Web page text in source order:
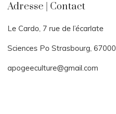
Adresse | Contact
Le Cardo, 7 rue de l’écarlate
Sciences Po Strasbourg, 67000
apogeeculture@gmail.com